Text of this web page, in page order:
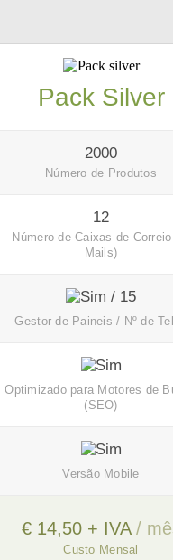
Pack Silver
2000
Número de Produtos
12
Número de Caixas de
Mails)
/ 15
Gestor de Paineis / Nº de
Optimizado para Motores de
(SEO)
Versão Mobile
€ 14,50 + IVA /
Custo Mensal